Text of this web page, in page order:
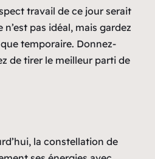
travail de ce jour serait
n’est pas idéal, mais gardez
que temporaire. Donnez-
de tirer le meilleur parti de
la constellation de